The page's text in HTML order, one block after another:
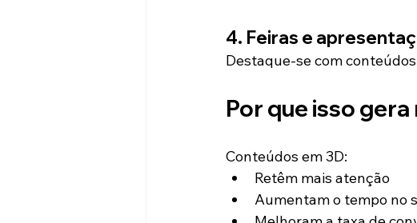
4. Feiras e
Destaque-se com
Por que isso gera
Conteúdos em 3D:
Retêm mais atenção
Aumentam o tempo no